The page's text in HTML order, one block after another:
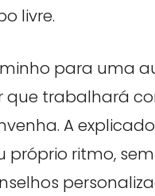
livre.
para uma
que trabalhará
A
ritmo,